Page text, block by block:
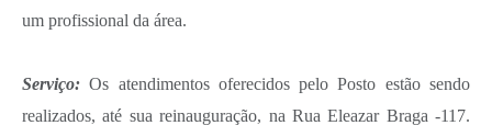
um profissional da área.
Serviço: Os atendimentos oferecidos pelo Posto estão sendo
realizados, até sua reinauguração, na Rua Eleazar Braga -117.